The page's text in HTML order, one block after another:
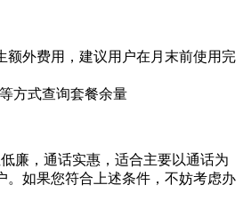
额外费用，建议用户在月末前使用完
方式查询套餐余量
廉，通话实惠，适合主要以通话为
。如果您符合上述条件，不妨考虑办